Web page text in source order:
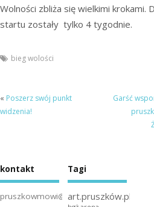
Wolności zbliża się wielkimi krokami.
startu zostały tylko 4 tygodnie.
bieg wolości
« Poszerz swój punkt
widzenia!
Garść
kontakt
pruszkowmowi@gmail.com
Tagi
art.pruszków.pl